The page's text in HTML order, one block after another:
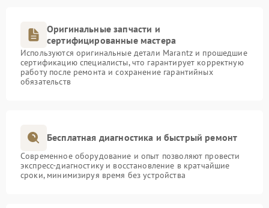
Оригинальные запчасти и
сертифицированные мастера
Используются оригинальные детали Marantz и прошедшие
сертификацию специалисты, что гарантирует корректную
работу после ремонта и сохранение гарантийных
обязательств
Бесплатная диагностика и быстрый ремонт
Современное оборудование и опыт позволяют провести
экспресс-диагностику и восстановление в кратчайшие
сроки, минимизируя время без устройства